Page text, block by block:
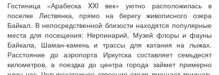
Гостиница «Арабеска XXI век» уютно расположилась в
поселке Листвянка, прямо на берегу живописного озера
Байкал. В непосредственной близости находятся популярные
места для посещения: Нерпинарий, Музей флоры и фауны
Байкала, Шаман-камень и трассы для катания на лыжах.
Расстояние до аэропорта Иркутска составляет семьдесят
километров, а поездка до центра города займет примерно